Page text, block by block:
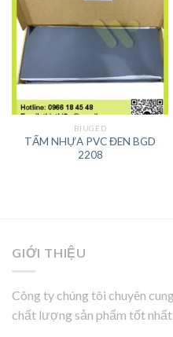
BIUGED
TẤM NHỰA PVC ĐEN BGD
2208
GIỚI THIỆU
Công ty chúng tôi chuyên
chất lượng sản phẩm tốt